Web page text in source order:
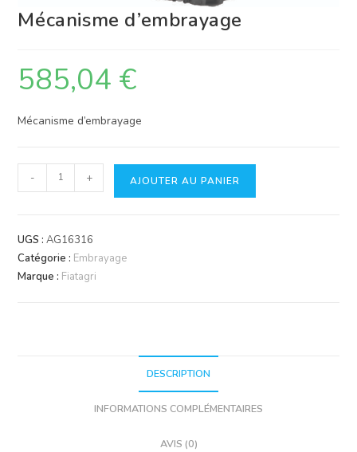
Mécanisme d’embrayage
585,04 €
Mécanisme d’embrayage
quantité
de
d'embrayage
- + AJOUTER AU PANIER
UGS :AG16316
Catégorie : Embrayage
Marque : Fiatagri
DESCRIPTION
INFORMATIONS COMPLÉMENTAIRES
AVIS (0)